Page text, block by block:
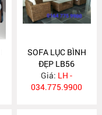
SOFA LỤC BÌNH
ĐẸP LB56
Giá: LH -
034.775.9900